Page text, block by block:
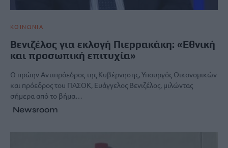
ΚΟΙΝΩΝΙΑ
Βενιζέλος για εκλογή Πιερρακάκη: «Εθνική
και προσωπική επιτυχία»
Ο πρώην Αντιπρόεδρος της Κυβέρνησης, Υπουργός Οικονομικών
και πρόεδρος του ΠΑΣΟΚ, Ευάγγελος Βενιζέλος, μιλώντας
σήμερα από το βήμα…
Newsroom